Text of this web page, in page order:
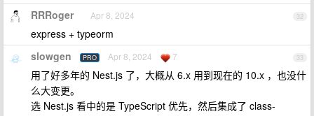
32
RRRoger Apr 8, 2024
express + typeorm
33
slowgen PRO Apr 8, 2024 7
用了好多年的 Nest.js 了，大概从 6.x 用到现在的 10.x ，也没什
么大变更。
选 Nest.js 看中的是 TypeScript 优先，然后集成了 class-